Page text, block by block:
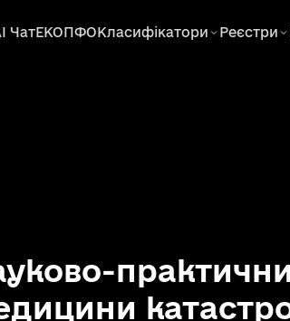
ЧатЕКОПФОКласифікатори Реєстри